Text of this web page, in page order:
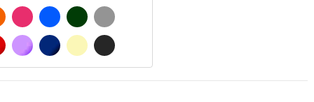
FUCHSIA
PURPLE
BLAU
BLEU FONCÉ
VERT FONCÉ
BEIGE
GRIS CLAIR
GRIS FONCÉ